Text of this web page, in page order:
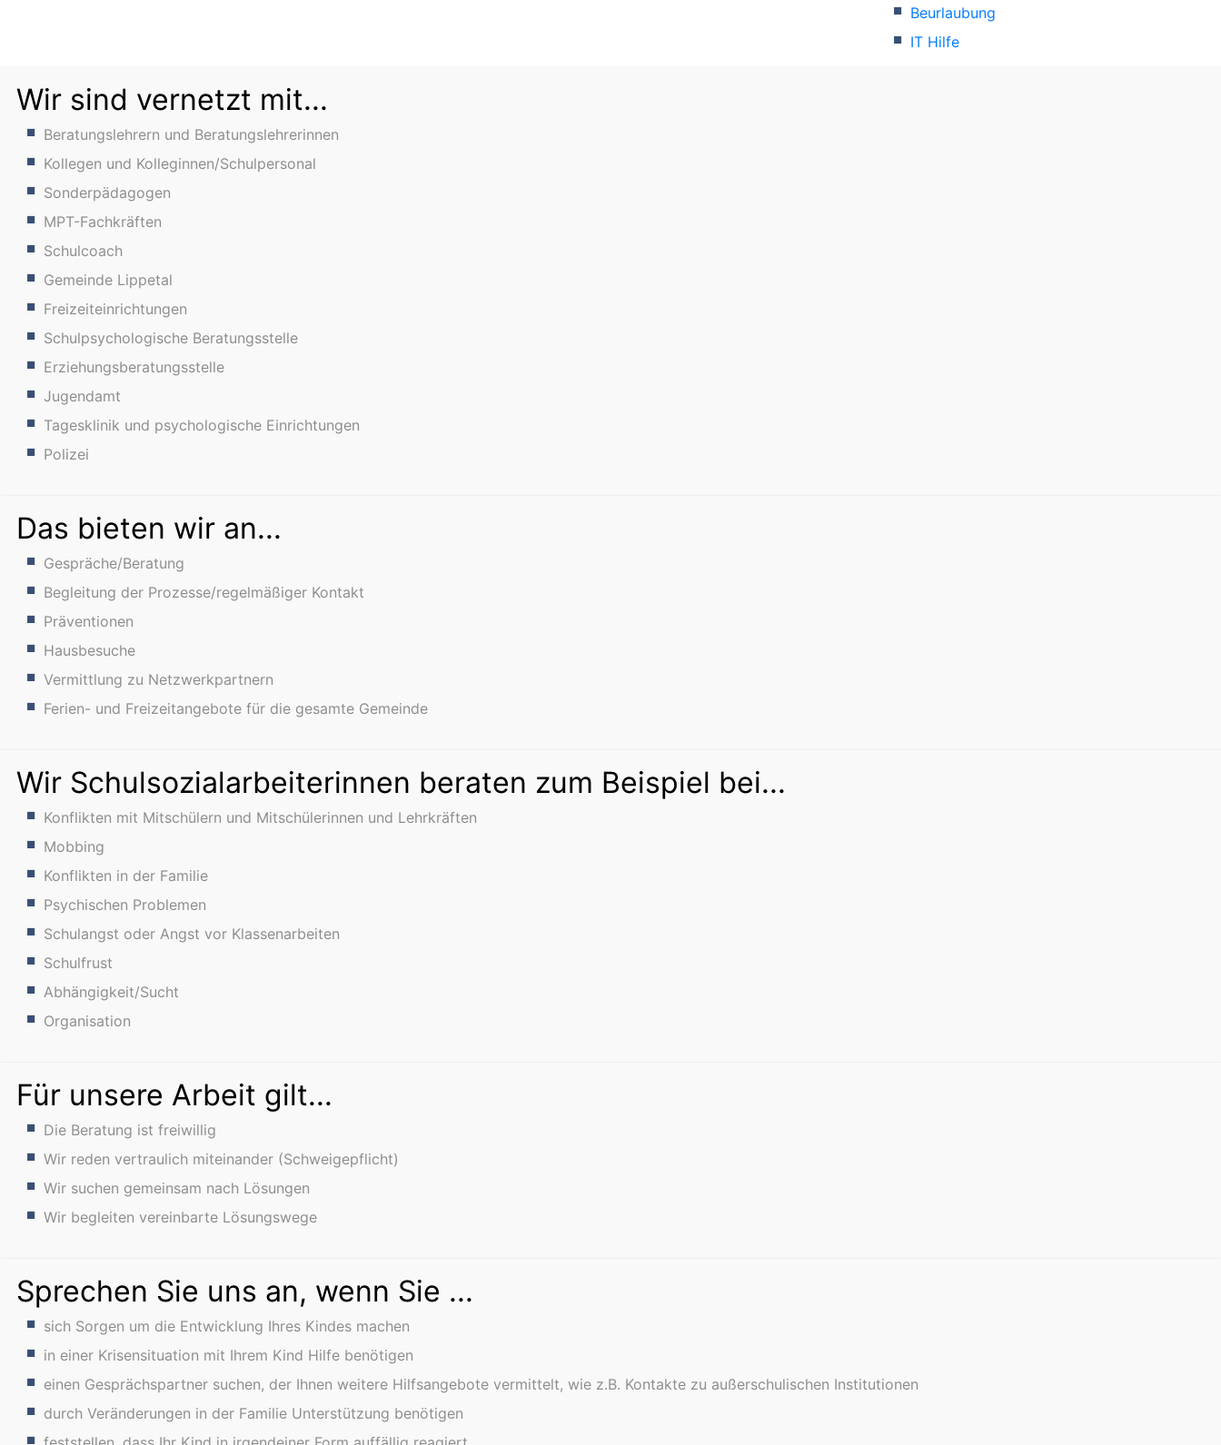
Beurlaubung
IT Hilfe
Wir sind vernetzt mit...
Beratungslehrern und Beratungslehrerinnen
Kollegen und Kolleginnen/Schulpersonal
Sonderpädagogen
MPT-Fachkräften
Schulcoach
Gemeinde Lippetal
Freizeiteinrichtungen
Schulpsychologische Beratungsstelle
Erziehungsberatungsstelle
Jugendamt
Tagesklinik und psychologische Einrichtungen
Polizei
Das bieten wir an...
Gespräche/Beratung
Begleitung der Prozesse/regelmäßiger Kontakt
Präventionen
Hausbesuche
Vermittlung zu Netzwerkpartnern
Ferien- und Freizeitangebote für die gesamte Gemeinde
Wir Schulsozialarbeiterinnen beraten zum Beispiel bei...
Konflikten mit Mitschülern und Mitschülerinnen und Lehrkräften
Mobbing
Konflikten in der Familie
Psychischen Problemen
Schulangst oder Angst vor Klassenarbeiten
Schulfrust
Abhängigkeit/Sucht
Organisation
Für unsere Arbeit gilt...
Die Beratung ist freiwillig
Wir reden vertraulich miteinander (Schweigepflicht)
Wir suchen gemeinsam nach Lösungen
Wir begleiten vereinbarte Lösungswege
Sprechen Sie uns an, wenn Sie ...
sich Sorgen um die Entwicklung Ihres Kindes machen
in einer Krisensituation mit Ihrem Kind Hilfe benötigen
einen Gesprächspartner suchen, der Ihnen weitere Hilfsangebote vermittelt, wie z.B. Kontakte zu außerschulischen Institutionen
durch Veränderungen in der Familie Unterstützung benötigen